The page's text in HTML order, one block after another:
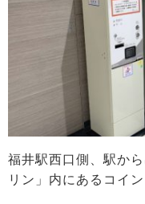
福井駅西口側、駅か
リン」内にあるコイン